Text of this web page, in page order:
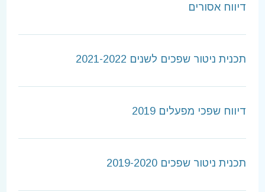
דיווח אסורים
תכנית ניטור שפכים לשנים 2021-2022
דיווח שפכי מפעלים 2019
תכנית ניטור שפכים 2019-2020